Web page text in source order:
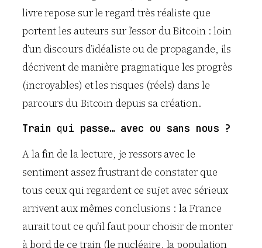
livre repose sur le regard très réaliste que
portent les auteurs sur l’essor du Bitcoin : loin
d’un discours d’idéaliste ou de propagande, ils
décrivent de manière pragmatique les progrès
(incroyables) et les risques (réels) dans le
parcours du Bitcoin depuis sa création.
Train qui passe… avec ou sans nous ?
A la fin de la lecture, je ressors avec le
sentiment assez frustrant de constater que
tous ceux qui regardent ce sujet avec sérieux
arrivent aux mêmes conclusions : la France
aurait tout ce qu’il faut pour choisir de monter
à bord de ce train (le nucléaire, la population